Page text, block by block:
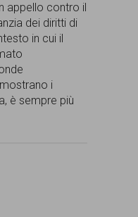
appello contro il
dei diritti di
in cui il
i
è sempre più